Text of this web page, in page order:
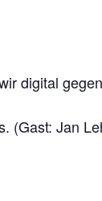
digital
(Gast: Jan